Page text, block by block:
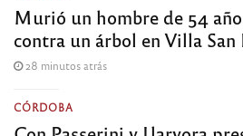
Murió un hombre de 54
contra un árbol en Villa
28 minutos atrás
CÓRDOBA